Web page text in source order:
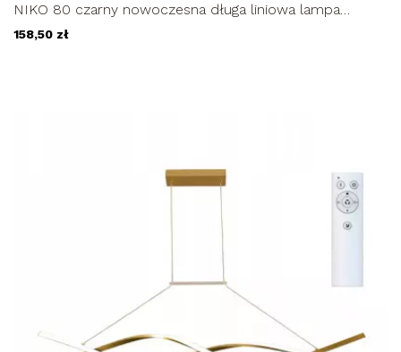
NIKO 80 czarny nowoczesna długa liniowa lampa
ścienna LED kinkiet...
158,50 zł